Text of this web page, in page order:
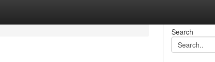
Search